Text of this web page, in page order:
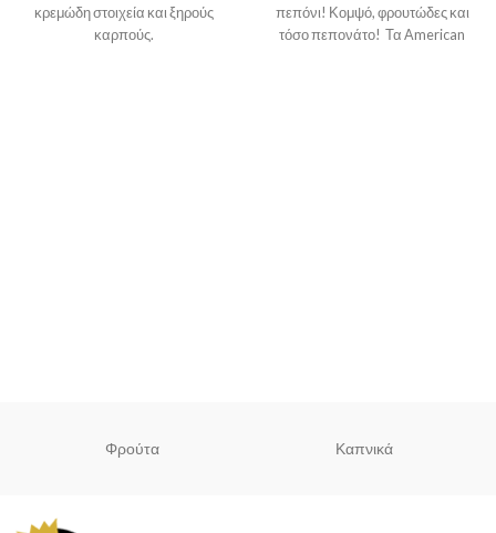
κρεμώδη στοιχεία και ξηρούς
καρπούς.
πεπόνι! Κομψό, φρουτώδες και
τόσο πεπονάτο! Τα American
Φρούτα Καπνικά